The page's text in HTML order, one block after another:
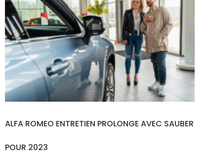
ALFA ROMEO ENTRETIEN PROLONGE AVEC SAUBER
POUR 2023